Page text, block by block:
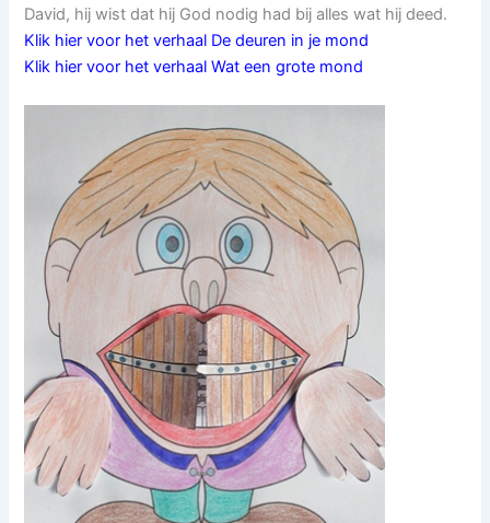
David, hij wist dat hij God nodig had bij alles wat hij deed.
Klik hier voor het verhaal De deuren in je mond
Klik hier voor het verhaal Wat een grote mond